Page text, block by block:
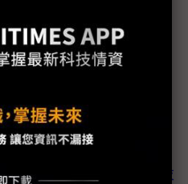
姿態，主導了高達2億
PIPE）增資，若進一
與早期資金來源，還可
軟銀願景基金2期
2）同列其中。
又找經驗人才 HBM設